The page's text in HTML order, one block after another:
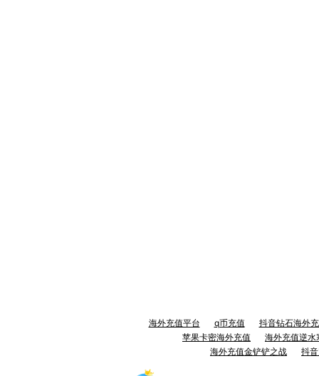
海外充值平台 q币充值
抖音钻石海外
苹果卡密海外充值
海外充值逆水
海外充值金铲铲之战
抖